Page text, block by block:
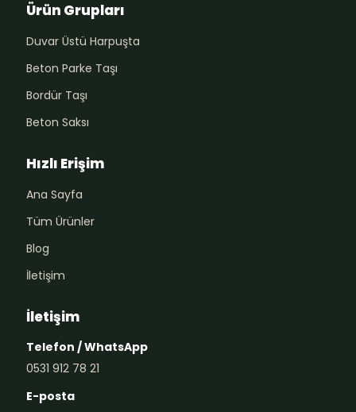
Ürün Grupları
Duvar Üstü Harpuşta
Beton Parke Taşı
Bordür Taşı
Beton Saksı
Hızlı Erişim
Ana Sayfa
Tüm Ürünler
Blog
İletişim
İletişim
Telefon / WhatsApp
0531 912 78 21
E-posta